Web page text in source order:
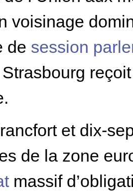
voisinage
de session
et dix-
de la zone
massif